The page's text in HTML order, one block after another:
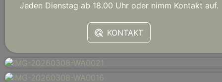
Jeden Dienstag ab 18.00 Uhr oder nimm Kontakt auf.
KONTAKT